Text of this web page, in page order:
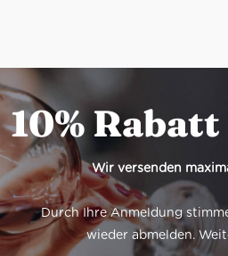
10%
Wir versenden
Durch Ihre Anmeldung
wieder abmelden.